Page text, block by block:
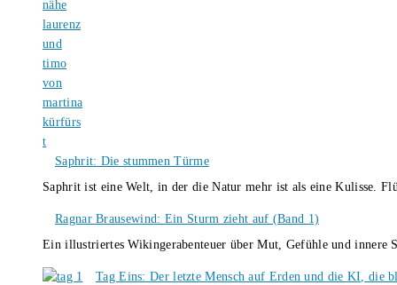
Saphrit: Die stummen Türme
Saphrit ist eine Welt, in der die Natur mehr ist als eine Kulisse.
Ragnar Brausewind: Ein Sturm zieht auf (Band 1)
Ein illustriertes Wikingerabenteuer über Mut, Gefühle und
Tag Eins: Der letzte Mensch auf Erden und die KI, die